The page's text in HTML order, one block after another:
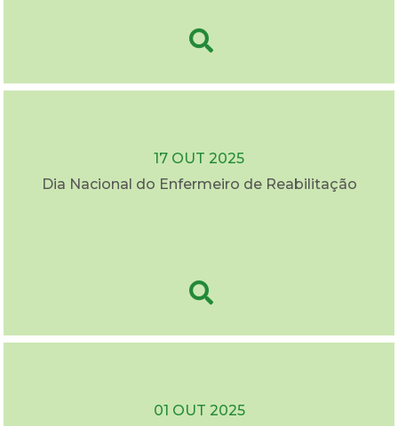
17 OUT 2025
Dia Nacional do Enfermeiro de Reabilitação
01 OUT 2025